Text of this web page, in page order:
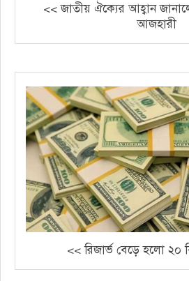
<< জাতীয় ঐক্যের আহ্বান
আজহারী
<< রিজার্ভ বেড়ে হলো ২০